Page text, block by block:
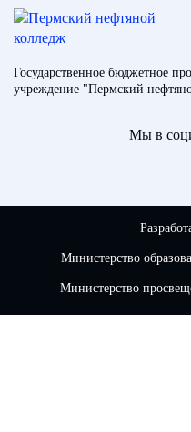
Государственное бюджетное
учреждение "Пермский
Мы в
Министерство
Министерство